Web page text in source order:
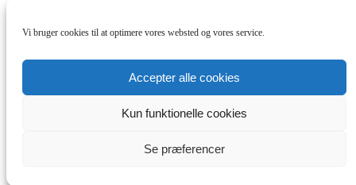
Vi bruger cookies til at optimere vores websted og vores service.
Accepter alle cookies
Kun funktionelle cookies
Se præferencer
Relaterede artikler:
Vand er vigtigt – din hud har brug for det for at se flot ud
Hudpleje er både udseende og effekt i mange produkter
Mælkesyrebakterier kan understøtte den naturlige
| en del afReboot Media